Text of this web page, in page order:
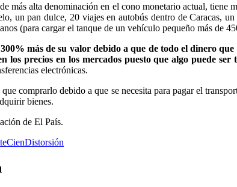
más alta denominación en el cono monetario actual, tiene
un pan dulce, 20 viajes en autobús dentro de Caracas,
(para cargar el tanque de un vehículo pequeño más de
más de su valor debido a que de todo el dinero
los precios en los mercados puesto que algo puede ser
electrónicas.
comprarlo debido a que se necesita para pagar el
bienes.
de El País.
CienDistorsión